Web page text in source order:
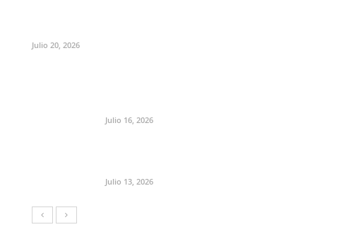
Julio 20, 2026
Julio 16, 2026
Julio 13, 2026